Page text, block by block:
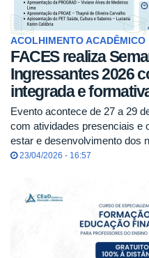
ACOLHIMENTO ACADÊMICO
FACES realiza
Ingressantes 2026
integrada e
Evento acontece de 27 a 29
com atividades presenciais e
estar e desenvolvimento dos
23/04/2026 - 16:57